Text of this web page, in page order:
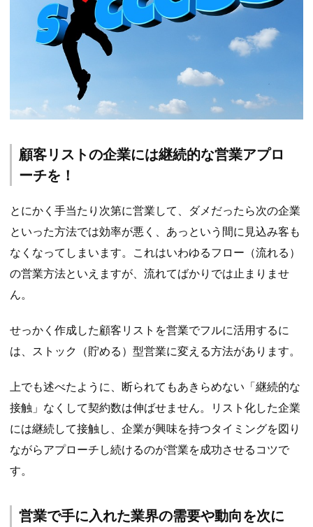
顧客リストの企業には継続的な営業アプロ
ーチを！
とにかく手当たり次第に営業して、ダメだったら次の企業
といった方法では効率が悪く、あっという間に見込み客も
なくなってしまいます。これはいわゆるフロー（流れる）
の営業方法といえますが、流れてばかりでは止まりませ
ん。
せっかく作成した顧客リストを営業でフルに活用するに
は、ストック（貯める）型営業に変える方法があります。
上でも述べたように、断られてもあきらめない「継続的な
接触」なくして契約数は伸ばせません。リスト化した企業
には継続して接触し、企業が興味を持つタイミングを図り
ながらアプローチし続けるのが営業を成功させるコツで
す。
営業で手に入れた業界の需要や動向を次に